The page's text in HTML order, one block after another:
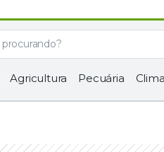
Agricultura Pecuária Clima